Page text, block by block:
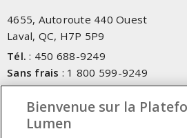
4655, Autoroute 440 Ouest
Laval, QC, H7P 5P9
Tél. : 450 688-9249
Sans frais : 1 800 599-9249
Téléc.:450 686-1444
Service d'urgence:1 800 363-0303
bureau - 17h00 et 7h00, Frais
Bienvenue sur la
Lumen